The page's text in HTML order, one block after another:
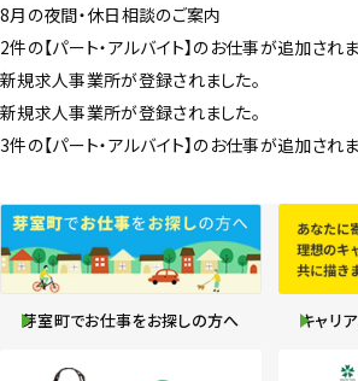
8月の夜間・休日相談のご案内
2件の【パート・アルバイト】のお仕事が追加されま
新規求人事業所が登録されました。
新規求人事業所が登録されました。
3件の【パート・アルバイト】のお仕事が追加されま
芽室町でお仕事をお探しの方へ キャリ